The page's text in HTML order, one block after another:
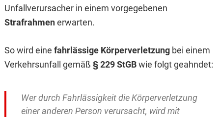
Unfallverursacher in einem vorgegebenen
Strafrahmenerwarten.
So wird eine fahrlässige Körperverletzungbei einem
Verkehrsunfall gemäß § 229 StGBwie folgt geahndet:
Wer durch Fahrlässigkeit die Körperverletzung
einer anderen Person verursacht, wird mit